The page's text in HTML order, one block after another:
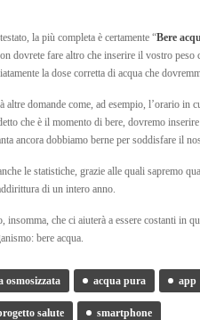
la più completa è certamente “Bere
dovrete fare altro che inserire il vostro
la dose corretta di acqua che
altre domande come, ad esempio, l’orario in
che è il momento di bere, dovremo
ancora dobbiamo berne per soddisfare il
le statistiche, grazie alle quali sapremo
di un intero anno.
che ci aiuterà a essere costanti in
bere acqua.
osmosizzata acqua pura app
salute smartphone